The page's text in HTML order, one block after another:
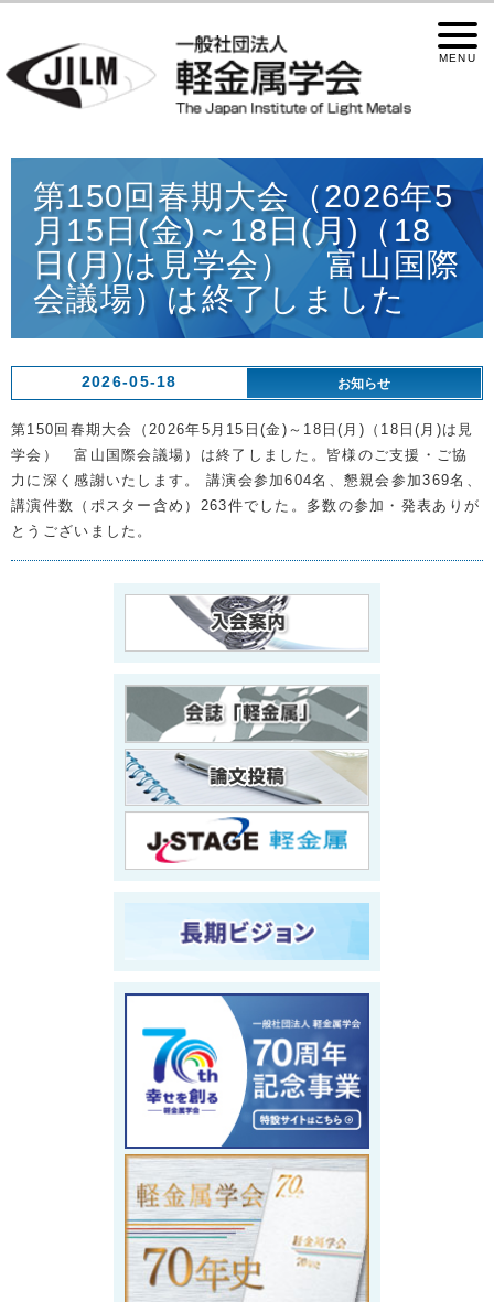
第150回春期大会（2026年5
月15日(金)～18日(月)（18
日(月)は見学会） 富山国際
会議場）は終了しました
2026-05-18 お知らせ
第150回春期大会（2026年5月15日(金)～18日(月)（18日(月)は見
学会） 富山国際会議場）は終了しました。皆様のご支援・ご協
力に深く感謝いたします。 講演会参加604名、懇親会参加369名、
講演件数（ポスター含め）263件でした。多数の参加・発表ありが
とうございました。